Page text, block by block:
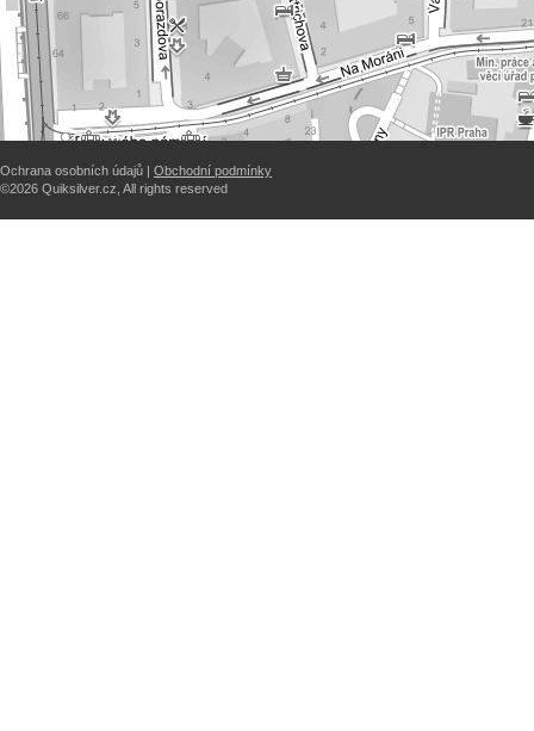
Ochrana osobních údajů | Obchodní podmínky
©2026 Quiksilver.cz, All rights reserved